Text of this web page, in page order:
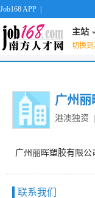
Job168 APP
主站
切换
广州丽
港澳独资
广州丽晖塑胶有限
联系我们